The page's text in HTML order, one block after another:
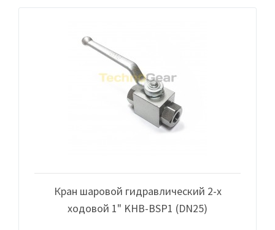
Кран шаровой гидравлический 2-х
ходовой 1" KHB-BSP1 (DN25)